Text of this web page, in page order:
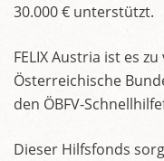
30.000 € unterstützt.
FELIX Austria ist es
Österreichische
den ÖBFV-
Dieser Hilfsfonds